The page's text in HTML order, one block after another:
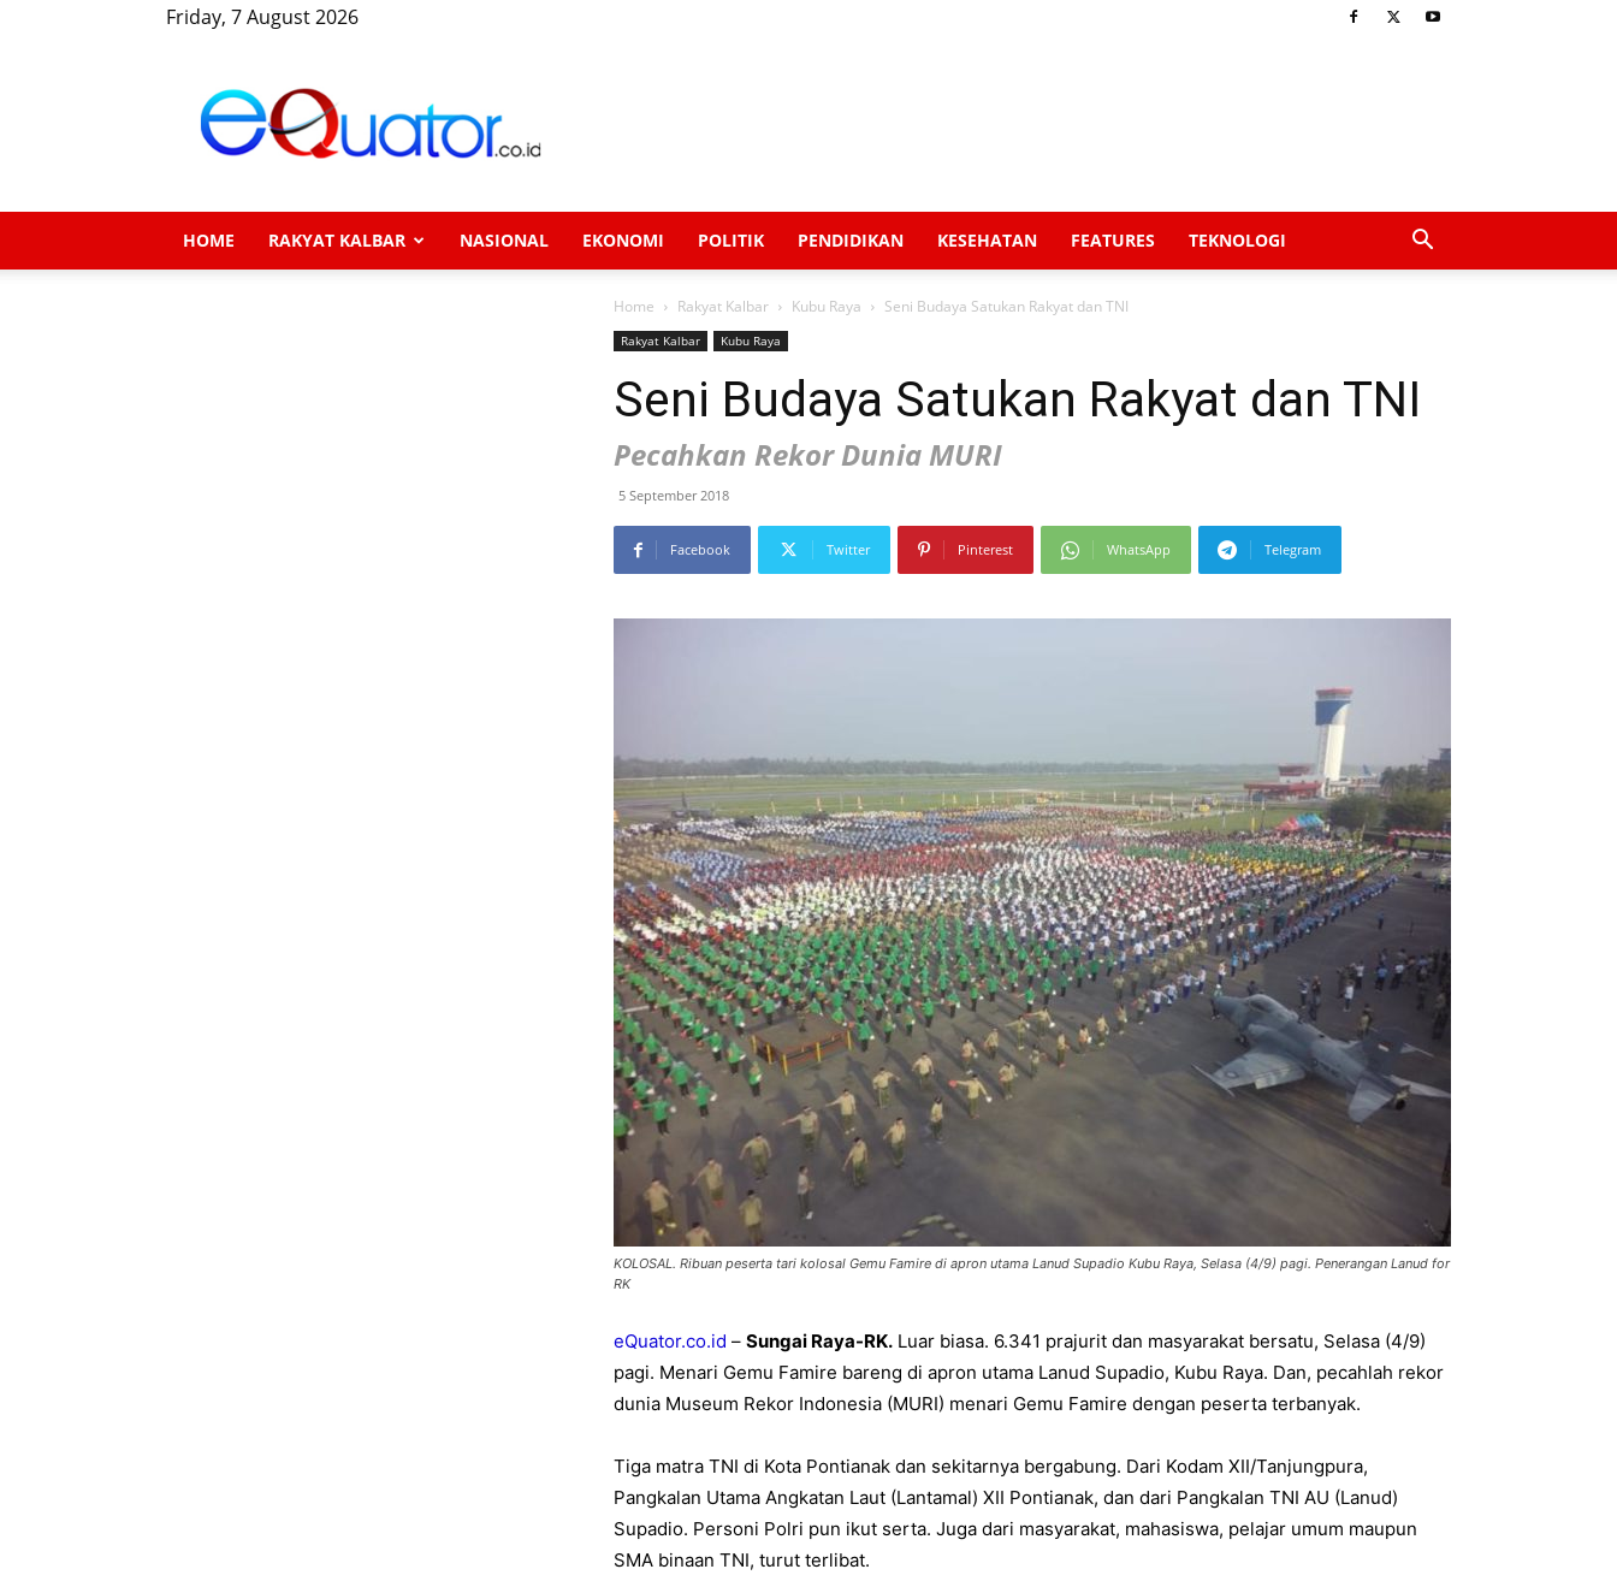
Friday, 7 August 2026
HOME RAKYAT KALBAR NASIONAL EKONOMI POLITIK PENDIDIKAN KESEHATAN FEATURES TEKNOLOGI
Home Rakyat Kalbar Kubu Raya Seni Budaya Satukan Rakyat dan TNI
Rakyat Kalbar Kubu Raya
Seni Budaya Satukan Rakyat dan TNI
Pecahkan Rekor Dunia MURI
5 September 2018
Facebook Twitter Pinterest WhatsApp Telegram
KOLOSAL. Ribuan peserta tari kolosal Gemu Famire di apron utama Lanud Supadio Kubu Raya, Selasa (4/9) pagi. Penerangan Lanud for
RK
eQuator.co.id – Sungai Raya-RK. Luar biasa. 6.341 prajurit dan masyarakat bersatu, Selasa (4/9)
pagi. Menari Gemu Famire bareng di apron utama Lanud Supadio, Kubu Raya. Dan, pecahlah rekor
dunia Museum Rekor Indonesia (MURI) menari Gemu Famire dengan peserta terbanyak.
Tiga matra TNI di Kota Pontianak dan sekitarnya bergabung. Dari Kodam XII/Tanjungpura,
Pangkalan Utama Angkatan Laut (Lantamal) XII Pontianak, dan dari Pangkalan TNI AU (Lanud)
Supadio. Personi Polri pun ikut serta. Juga dari masyarakat, mahasiswa, pelajar umum maupun
SMA binaan TNI, turut terlibat.